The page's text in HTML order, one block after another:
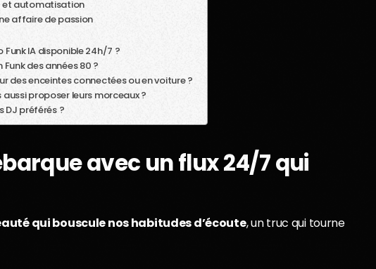
et automatisation
affaire de passion
Funk IA disponible 24h/7 ?
des années 80 ?
des enceintes connectées ou en voiture ?
proposer leurs morceaux ?
DJ préférés ?
avec un flux 24/7 qui
qui bouscule nos habitudes d’écoute, un truc qui tourne